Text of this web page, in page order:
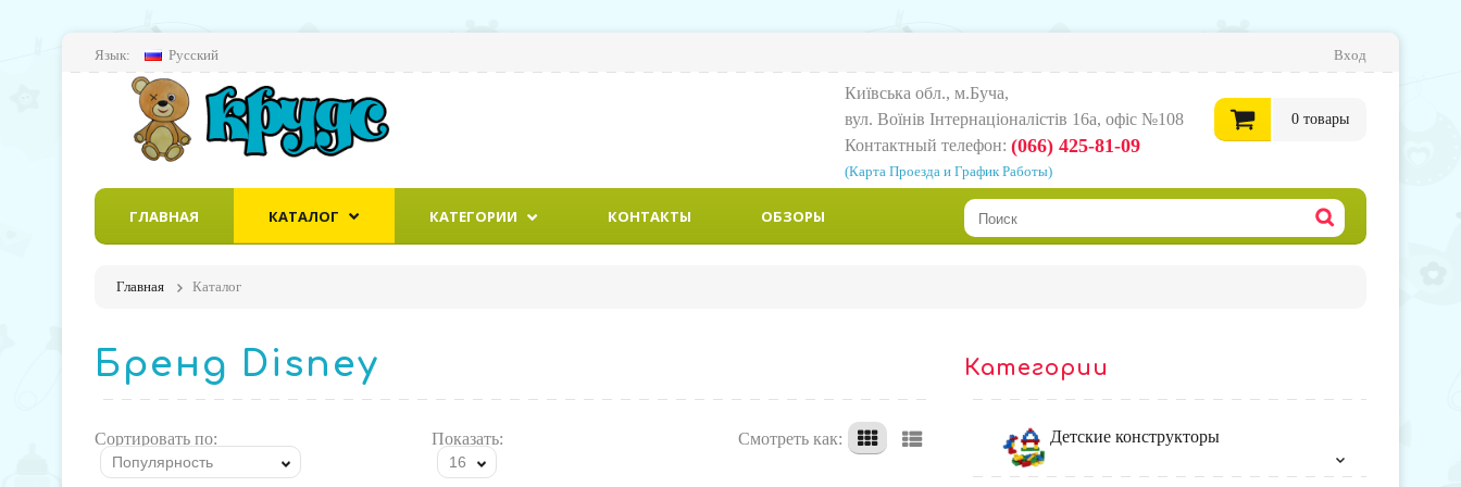
Язык: Русский Вход
Київська обл., м.Буча,
вул. Воїнiв Iнтернацiоналiстiв 16а, офіс №108
Контактный телефон: (066) 425-81-09
(Карта Проезда и График Работы)
0товары
ГЛАВНАЯ КАТАЛОГ КАТЕГОРИИ КОНТАКТЫ ОБЗОРЫ
Главная Каталог
Бренд Disney
Сортировать по:
Популярность
Показать:
16
Смотреть как:
Категории
Детские конструкторы